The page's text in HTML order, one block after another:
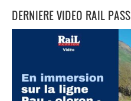
DERNIERE VIDEO RAIL